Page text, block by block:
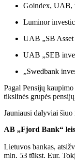
Goindex, UAB,
Luminor
UAB „SB Asset
UAB „SEB
„Swedbank
Pagal Pensijų
tikslinės grupės
Jauniausi dalyviai
AB „Fjord Bank“
Lietuvos bankas,
mln. 53 tūkst. Eur.